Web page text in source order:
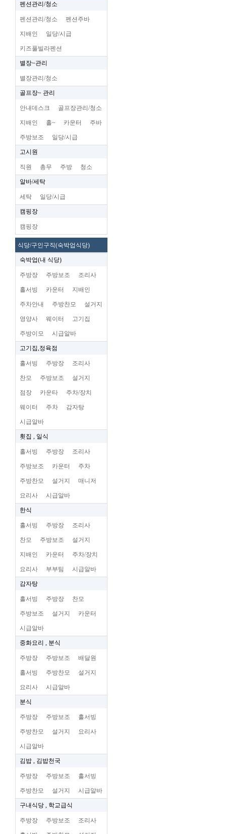
펜션관리/청소
펜션관리/청소 펜션주바
지배인 일당/시급
키즈풀빌라펜션
별장~관리
별장관리/청소
골프장~ 관리
안내데스크 골프장관리/청소
지배인 홀~ 카운터 주바
주방보조 일당/시급
고시원
직원 총무 주방 청소
알바/세탁
세탁 일당/시급
캠핑장
캠핑장
식당/구인구직(숙박업식당)
숙박업(내 식당)
주방장 주방보조 조리사
홀서빙 카운터 지배인
주차안내 주방찬모 설거지
영양사 웨이터 고기집
주방이모 시급알바
고기집,정육점
홀서빙 주방장 조리사
찬모 주방보조 설거지
점장 카운타 주차/장치
웨이터 주차 감자탕
시급알바
횟집 , 일식
홀서빙 주방장 조리사
주방보조 카운터 주차
주방찬모 설거지 매니저
요리사 시급알바
한식
홀서빙 주방장 조리사
찬모 주방보조 설거지
지배인 카운터 주차/장치
요리사 부부팀 시급알바
감자탕
홀서빙 주방장 찬모
주방보조 설거지 카운터
시급알바
중화요리 , 분식
주방장 주방보조 배달원
홀서빙 주방찬모 설거지
요리사 시급알바
분식
주방장 주방보조 홀서빙
주방찬모 설거지 요리사
시급알바
김밥 , 김밥천국
주방장 주방보조 홀서빙
주방찬모 설거지 시급알바
구내식당 , 학교급식
주방장 주방보조 조리사